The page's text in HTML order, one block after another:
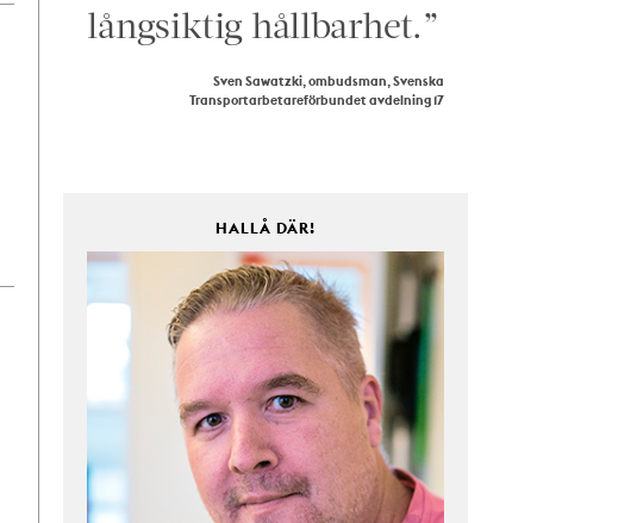
långsiktig hållbarhet.”
Sven Sawatzki, ombudsman, Svenska
Transportarbetareförbundet avdelning 17
HALLÅ DÄR!